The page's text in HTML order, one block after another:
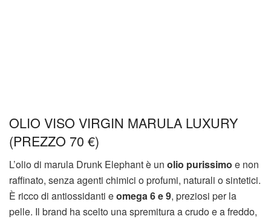
OLIO VISO VIRGIN MARULA LUXURY
(PREZZO 70 €)
L’olio di marula Drunk Elephant è un olio purissimo e non
raffinato, senza agenti chimici o profumi, naturali o sintetici.
È ricco di antiossidanti eomega 6 e 9, preziosi per la
pelle. Il brand ha scelto una spremitura a crudo e a freddo,